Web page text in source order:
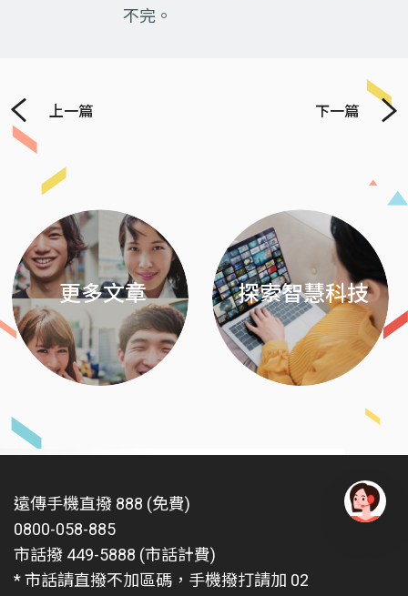
不完。
上一篇 下一篇
更多文章 探索智慧科技
遠傳手機直撥 888 (免費)
0800-058-885
市話撥 449-5888 (市話計費)
* 市話請直撥不加區碼，手機撥打請加 02